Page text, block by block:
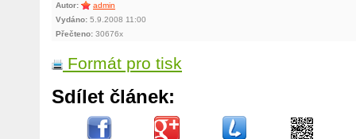
Autor:
admin
Vydáno: 5.9.2008 11:00
Přečteno: 30676x
Formát pro tisk
Sdílet článek: